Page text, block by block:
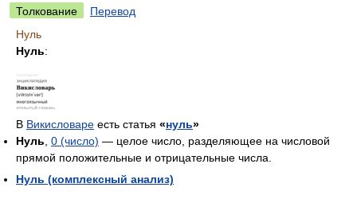
Толкование
Перевод
Нуль
Нуль:
В Викисловаре есть статья «нуль»
Нуль 0 (число) — целое число, разделяющее на числовой
прямой положительные и отрицательные числа.
Нуль (комплексный анализ)